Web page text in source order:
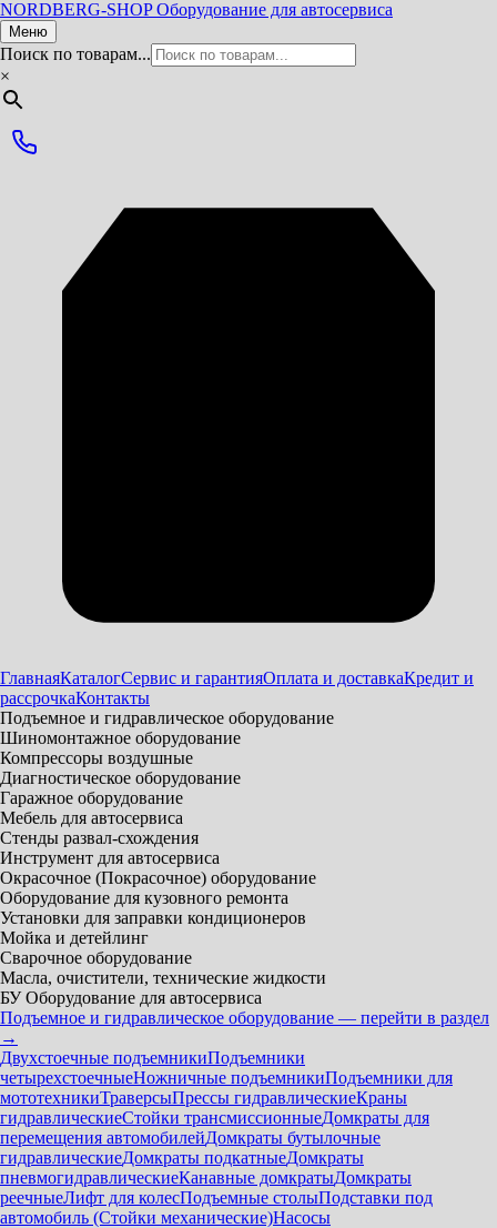
NORDBERG-SHOP Оборудование для автосервиса
Меню
Поиск по товарам...
×
ГлавнаяКаталогСервис и гарантияОплата и доставкаКредит и
рассрочкаКонтакты
Подъемное и гидравлическое оборудование
Шиномонтажное оборудование
Компрессоры воздушные
Диагностическое оборудование
Гаражное оборудование
Мебель для автосервиса
Стенды развал-схождения
Инструмент для автосервиса
Окрасочное (Покрасочное) оборудование
Оборудование для кузовного ремонта
Установки для заправки кондиционеров
Мойка и детейлинг
Сварочное оборудование
Масла, очистители, технические жидкости
БУ Оборудование для автосервиса
Подъемное и гидравлическое оборудование — перейти в раздел
→
Двухстоечные подъемникиПодъемники
четырехстоечныеНожничные подъемникиПодъемники для
мототехникиТраверсыПрессы гидравлическиеКраны
гидравлическиеСтойки трансмиссионныеДомкраты для
перемещения автомобилейДомкраты бутылочные
гидравлическиеДомкраты подкатныеДомкраты
пневмогидравлическиеКанавные домкратыДомкраты
реечныеЛифт для колесПодъемные столыПодставки под
автомобиль (Стойки механические)Насосы